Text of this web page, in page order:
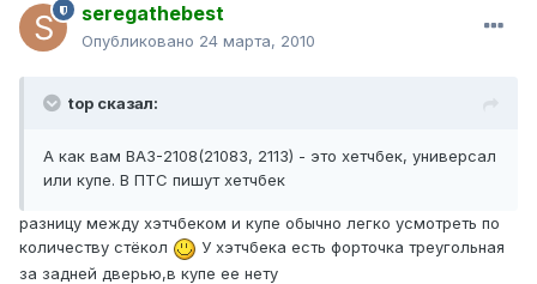
seregathebest
Опубликовано 24 марта, 2010
top сказал:
А как вам ВАЗ-2108(21083, 2113) - это хетчбек, универсал
или купе. В ПТС пишут хетчбек
разницу между хэтчбеком и купе обычно легко усмотреть по
количеству стёкол
У хэтчбека есть форточка треугольная
за задней дверью,в купе ее нету